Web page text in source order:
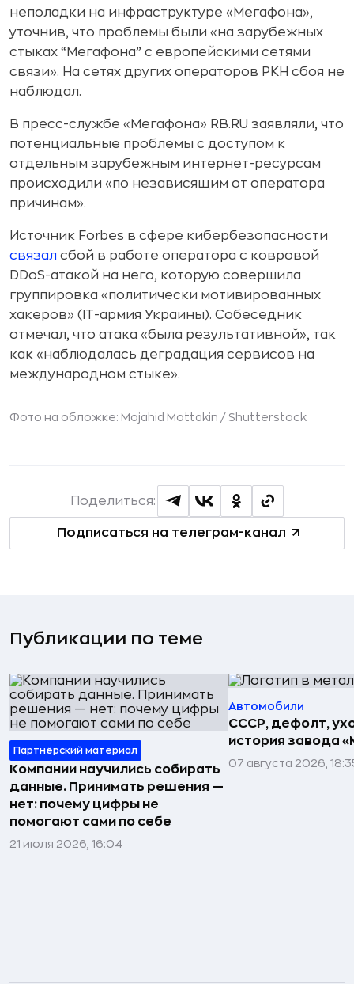
неполадки на инфраструктуре «Мегафона»,
уточнив, что проблемы были «на зарубежных
стыках “Мегафона” с европейскими сетями
связи». На сетях других операторов РКН сбоя не
наблюдал.
В пресс-службе «Мегафона» RB.RU заявляли, что
потенциальные проблемы с доступом к
отдельным зарубежным интернет-ресурсам
происходили «по независящим от оператора
причинам».
Источник Forbes в сфере кибербезопасности
связал сбой в работе оператора с ковровой
DDoS-атакой на него, которую совершила
группировка «политически мотивированных
хакеров» (IT-армия Украины). Собеседник
отмечал, что атака «была результативной», так
как «наблюдалась деградация сервисов на
международном стыке».
Фото на обложке: Mojahid Mottakin / Shutterstock
Подписаться на телеграм-канал
Поделиться:
Публикации по теме
Партнёрский материал
Компании научились собирать
данные. Принимать решения —
нет: почему цифры не
помогают сами по себе
21 июля 2026, 16:04
Автомобили
СССР, дефолт,
история завода
07 августа 2026,